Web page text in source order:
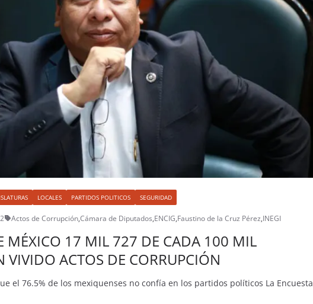
LOCALES PARTIDOS POLITICOS SEGURIDAD
Actos de Corrupción,Cámara de Diputados,ENCIG,Faustino de la Cruz Pérez,INEGI
MÉXICO 17 MIL 727 DE CADA 100 MIL
VIVIDO ACTOS DE CORRUPCIÓN
el 76.5% de los mexiquenses no confía en los partidos políticos La Encuesta